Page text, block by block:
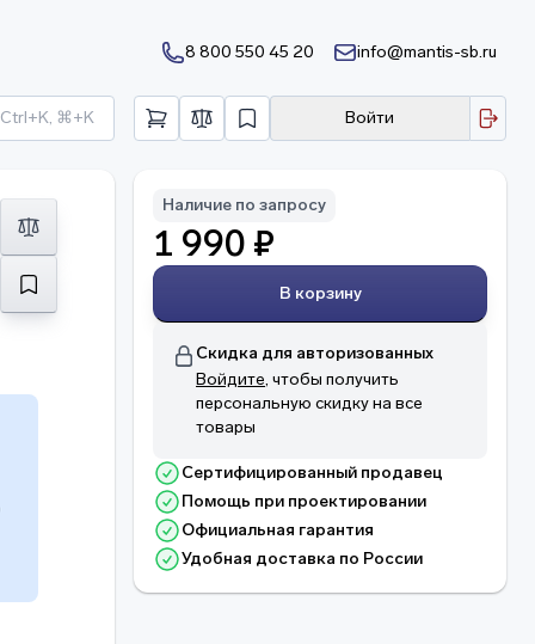
8 800 550 45 20 info@mantis-sb.ru
Ctrl+K, ⌘+K Войти
Наличие по запросу
1 990 ₽
В корзину
Скидка для авторизованных
Войдите, чтобы получить
персональную скидку на все
товары
Сертифицированный продавец
Помощь при проектировании
Официальная гарантия
Удобная доставка по России